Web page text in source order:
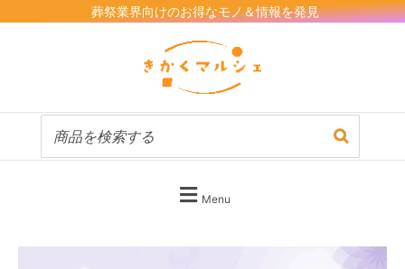
容
プ
葬祭業界向けのお得なモノ＆情報を発見
Menu